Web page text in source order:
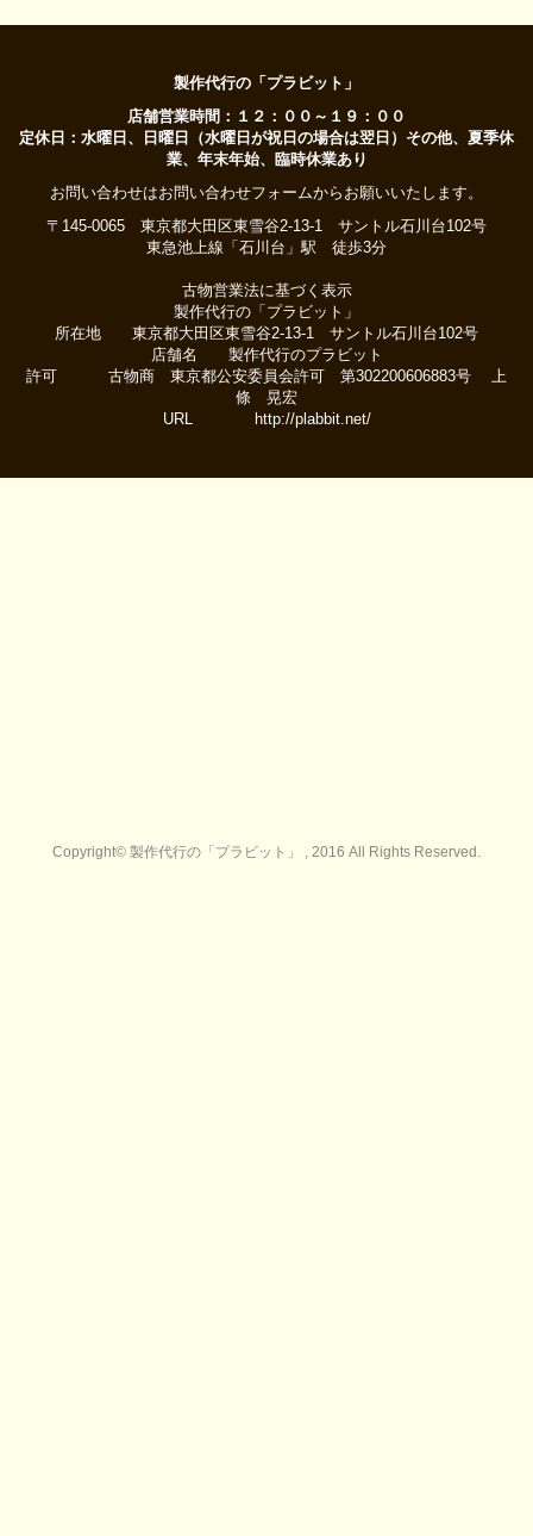
製作代行の「プラビット」
店舗営業時間：１２：００～１９：００
定休日：水曜日、日曜日（水曜日が祝日の場合は翌日）その他、夏季休
業、年末年始、臨時休業あり
お問い合わせはお問い合わせフォームからお願いいたします。
〒145-0065 東京都大田区東雪谷2-13-1 サントル石川台102号
東急池上線「石川台」駅 徒歩3分
古物営業法に基づく表示
製作代行の「プラビット」
所在地 東京都大田区東雪谷2-13-1 サントル石川台102号
店舗名 製作代行のプラビット
許可 古物商 東京都公安委員会許可 第302200606883号 上
條 晃宏
URL http://plabbit.net/
Copyright© 製作代行の「プラビット」 , 2016 All Rights Reserved.